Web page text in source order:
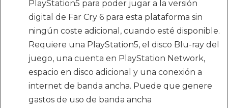
PlayStation5 para poder jugar a la versión
digital de Far Cry 6 para esta plataforma sin
ningún coste adicional, cuando esté disponible.
Requiere una PlayStation5, el disco Blu-ray del
juego, una cuenta en PlayStation Network,
espacio en disco adicional y una conexión a
internet de banda ancha. Puede que genere
gastos de uso de banda ancha